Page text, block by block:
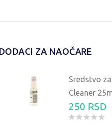
ZA NAOČARE
Sredstvo
Cleaner
250 RSD